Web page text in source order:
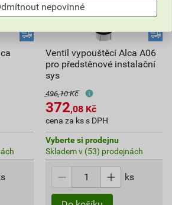
Ventil vypouštěcí Alca A06
pro předstěnové instalační
sys
496,10 Kč
372,08 Kč
cena za ks s DPH
Vyberte si prodejnu
Skladem v (53) prodejnách
ks
nepovinné